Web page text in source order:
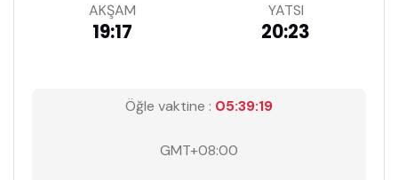
AKŞAM
19:17
YATSI
20:23
Öğle vaktine : 05:39:18
GMT+08:00